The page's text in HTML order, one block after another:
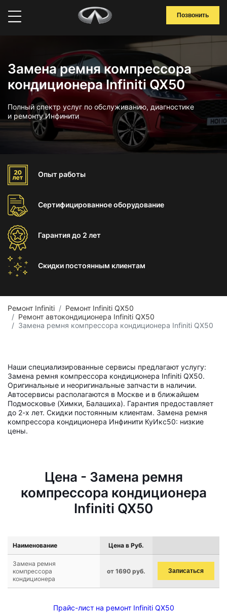
Позвонить
Замена ремня компрессора
кондиционера Infiniti QX50
Полный спектр услуг по обслуживанию, диагностике
и ремонту Инфинити
Опыт работы
Сертифицированноеоборудование
Гарантиядо 2 лет
Скидки постоянным клиентам
Ремонт Infiniti
Ремонт Infiniti QX50
Ремонт автокондиционера Infiniti QX50
Замена ремня компрессора кондиционера Infiniti QX50
Наши специализированные сервисы предлагают услугу:
Замена ремня компрессора кондиционера Infiniti QX50.
Оригинальные и неоригинальные запчасти в наличии.
Автосервисы располагаются в Москве и в ближайшем
Подмосковье (Химки, Балашиха). Гарантия предоставляет
до 2-х лет. Скидки постоянным клиентам. Замена ремня
компрессора кондиционера Инфинити КуИкс50: низкие
цены.
Цена - Замена ремня
компрессора кондиционера
Infiniti QX50
Наименование Цена в Руб.
Замена ремня
компрессора
кондиционера
от 1690 руб. Записаться
Прайс-лист на ремонт Infiniti QX50